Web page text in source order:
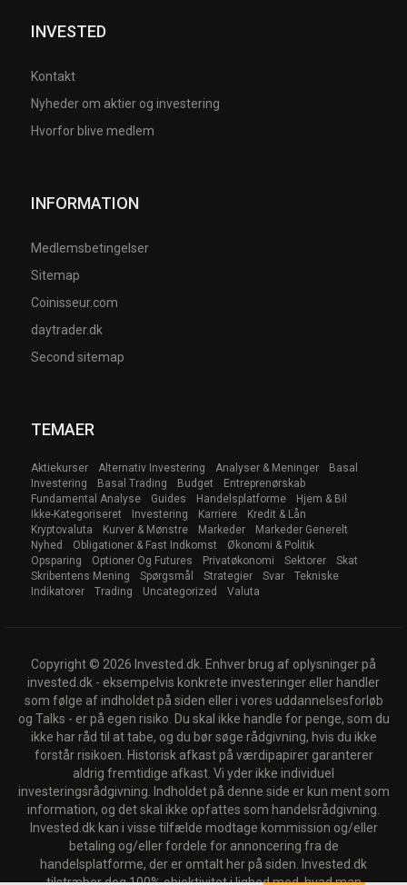
INVESTED
Kontakt
Nyheder om aktier og investering
Hvorfor blive medlem
INFORMATION
Medlemsbetingelser
Sitemap
Coinisseur.com
daytrader.dk
Second sitemap
TEMAER
Aktiekurser Alternativ Investering Analyser & Meninger
Basal
Investering
Basal Trading Budget
Entreprenørskab
Fundamental Analyse
Guides Handelsplatforme
Hjem & Bil
Ikke-Kategoriseret
Investering Karriere
Kredit & Lån
Kryptovaluta
Kurver & Mønstre Markeder
Markeder Generelt
Nyhed
Obligationer & Fast Indkomst
Økonomi & Politik
Opsparing
Optioner Og Futures Privatøkonomi Sektorer
Skat
Skribentens Mening
Spørgsmål Strategier Svar
Tekniske
Indikatorer
Trading Uncategorized Valuta
Copyright © 2026 Invested.dk. Enhver brug af oplysninger på
invested.dk - eksempelvis konkrete investeringer eller handler
som følge af indholdet på siden eller i vores uddannelsesforløb
og Talks - er på egen risiko. Du skal ikke handle for penge, som du
ikke har råd til at tabe, og du bør søge rådgivning, hvis du ikke
forstår risikoen. Historisk afkast på værdipapirer garanterer
aldrig fremtidige afkast. Vi yder ikke individuel
investeringsrådgivning. Indholdet på denne side er kun ment som
information, og det skal ikke opfattes som handelsrådgivning.
Invested.dk kan i visse tilfælde modtage kommission og/eller
betaling og/eller fordele for annoncering fra de
handelsplatforme, der er omtalt her på siden. Invested.dk